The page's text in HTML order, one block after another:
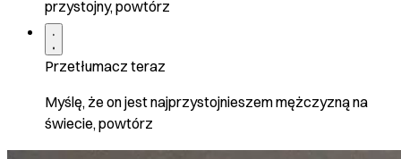
przystojny, powtórz
Przetłumacz teraz
Myślę, że on jest najprzystojnieszem mężczyzną na
świecie, powtórz